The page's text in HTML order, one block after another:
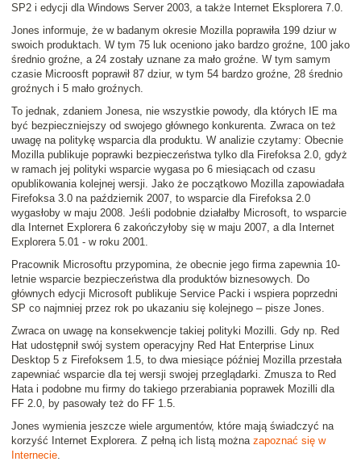
SP2 i edycji dla Windows Server 2003, a także Internet Eksplorera 7.0.
Jones informuje, że w badanym okresie Mozilla poprawiła 199 dziur w
swoich produktach. W tym 75 luk oceniono jako bardzo groźne, 100 jako
średnio groźne, a 24 zostały uznane za mało groźne. W tym samym
czasie Microosft poprawił 87 dziur, w tym 54 bardzo groźne, 28 średnio
groźnych i 5 mało groźnych.
To jednak, zdaniem Jonesa, nie wszystkie powody, dla których IE ma
być bezpieczniejszy od swojego głównego konkurenta. Zwraca on też
uwagę na politykę wsparcia dla produktu. W analizie czytamy: Obecnie
Mozilla publikuje poprawki bezpieczeństwa tylko dla Firefoksa 2.0, gdyż
w ramach jej polityki wsparcie wygasa po 6 miesiącach od czasu
opublikowania kolejnej wersji. Jako że początkowo Mozilla zapowiadała
Firefoksa 3.0 na październik 2007, to wsparcie dla Firefoksa 2.0
wygasłoby w maju 2008. Jeśli podobnie działałby Microsoft, to wsparcie
dla Internet Explorera 6 zakończyłoby się w maju 2007, a dla Internet
Explorera 5.01 - w roku 2001
Pracownik Microsoftu przypomina, że obecnie jego firma zapewnia 10-
letnie wsparcie bezpieczeństwa dla produktów biznesowych.
Do
głównych edycji Microsoft publikuje Service Packi i wspiera poprzedni
SP co najmniej przez rok po ukazaniu się kolejnego – pisze Jones.
Zwraca on uwagę na konsekwencje takiej polityki Mozilli. Gdy np. Red
Hat udostępnił swój system operacyjny Red Hat Enterprise Linux
Desktop 5 z Firefoksem 1.5, to dwa miesiące później Mozilla przestała
zapewniać wsparcie dla tej wersji swojej przeglądarki. Zmusza to Red
Hata i podobne mu firmy do takiego przerabiania poprawek Mozilli dla
FF 2.0, by pasowały też do FF 1.5.
Jones wymienia jeszcze wiele argumentów, które mają świadczyć na
korzyść Internet Explorera. Z pełną ich listą można zapoznać się w
Internecie